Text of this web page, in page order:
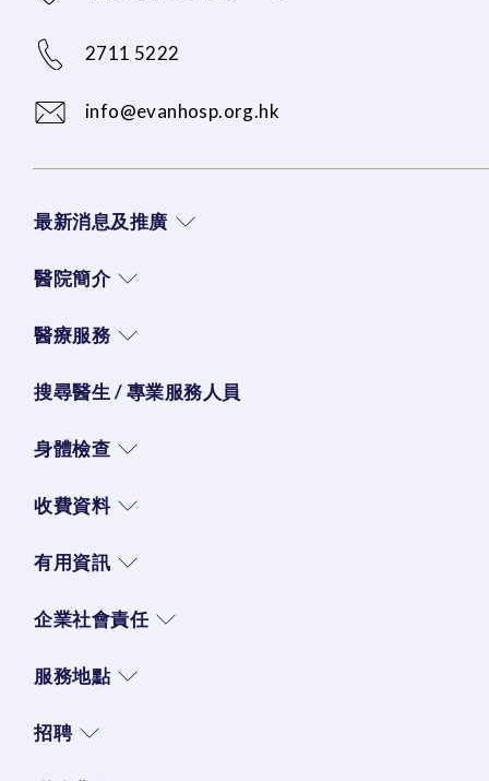
2711 5222
info@evanhosp.org.hk
最新消息及推廣
醫院簡介
醫療服務
搜尋醫生 / 專業服務人員
身體檢查
收費資料
有用資訊
企業社會責任
服務地點
招聘